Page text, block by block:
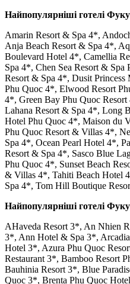
Найпопулярніші готелі
Amarin Resort & Spa 4*,
Anja Beach Resort & Spa 4*,
Boulevard Hotel 4*, Camellia
Spa 4*, Chen Sea Resort &
Resort & Spa 4*, Dusit Princess
Phu Quoc 4*, Elwood Resort
4*, Green Bay Phu Quoc
Lahana Resort & Spa 4*, Long
Hotel Phu Quoc 4*, Maison du
Phu Quoc Resort & Villas 4*,
Spa 4*, Ocean Pearl Hotel 4*,
Resort & Spa 4*, Sasco Blue
Phu Quoc 4*, Sunset Beach
& Villas 4*, Tahiti Beach Hotel
Spa 4*, Tom Hill Boutique
Найпопулярніші готелі
AHaveda Resort 3*, An Nhien
3*, Ann Hotel & Spa 3*,
Hotel 3*, Azura Phu Quoc
Restaurant 3*, Bamboo Resort
Bauhinia Resort 3*, Blue
Quoc 3*, Brenta Phu Quoc